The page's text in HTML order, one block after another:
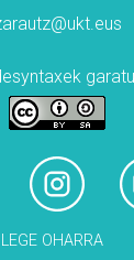
LEGE OHARRA